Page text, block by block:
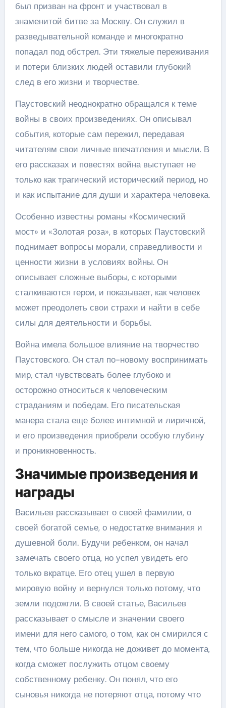
был призван на фронт и участвовал в
знаменитой битве за Москву. Он служил в
разведывательной команде и многократно
попадал под обстрел. Эти тяжелые переживания
и потери близких людей оставили глубокий
след в его жизни и творчестве.
Паустовский неоднократно обращался к теме
войны в своих произведениях. Он описывал
события, которые сам пережил, передавая
читателям свои личные впечатления и мысли. В
его рассказах и повестях война выступает не
только как трагический исторический период, но
и как испытание для души и характера человека.
Особенно известны романы «Космический
мост» и «Золотая роза», в которых Паустовский
поднимает вопросы морали, справедливости и
ценности жизни в условиях войны. Он
описывает сложные выборы, с которыми
сталкиваются герои, и показывает, как человек
может преодолеть свои страхи и найти в себе
силы для деятельности и борьбы.
Война имела большое влияние на творчество
Паустовского. Он стал по-новому воспринимать
мир, стал чувствовать более глубоко и
осторожно относиться к человеческим
страданиям и победам. Его писательская
манера стала еще более интимной и лиричной,
и его произведения приобрели особую глубину
и проникновенность.
Значимые произведения и
награды
Васильев рассказывает о своей фамилии, о
своей богатой семье, о недостатке внимания и
душевной боли. Будучи ребенком, он начал
замечать своего отца, но успел увидеть его
только вкратце. Его отец ушел в первую
мировую войну и вернулся только потому, что
земли подожгли. В своей статье, Васильев
рассказывает о смысле и значении своего
имени для него самого, о том, как он смирился с
тем, что больше никогда не доживет до момента,
когда сможет послужить отцом своему
собственному ребенку. Он понял, что его
сыновья никогда не потеряют отца, потому что